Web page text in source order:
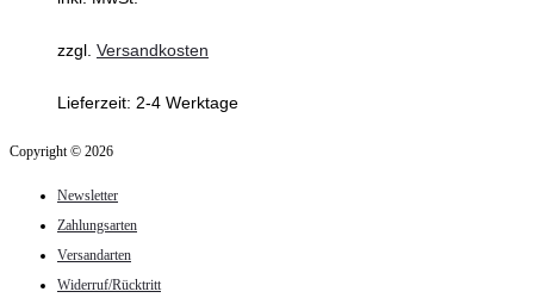
zzgl. Versandkosten
Lieferzeit: 2-4 Werktage
Copyright © 2026
Newsletter
Zahlungsarten
Versandarten
Widerruf/Rücktritt